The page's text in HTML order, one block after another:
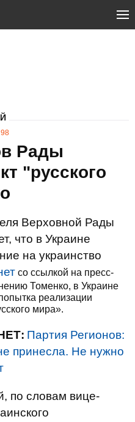
98
Рады
"русского
Верховной Рады
что в Украине
на украинство
со ссылкой на пресс-
Томенко, в Украине
реализации
мира».
Партия Регионов:
принесла. Не нужно
по словам вице-